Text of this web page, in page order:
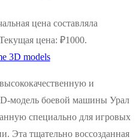
цена составляла
цена: ₽1000.
3D models
и
модель боевой машины Урал
специально для игровых
Эта тщательно воссозданная